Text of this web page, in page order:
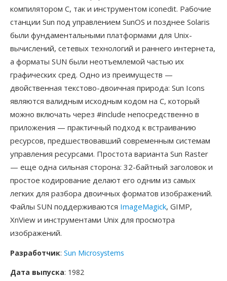
компилятором C, так и инструментом iconedit. Рабочие
станции Sun под управлением SunOS и позднее Solaris
были фундаментальными платформами для Unix-
вычислений, сетевых технологий и раннего интернета,
а форматы SUN были неотъемлемой частью их
графических сред. Одно из преимуществ —
двойственная текстово-двоичная природа: Sun Icons
являются валидным исходным кодом на C, который
можно включать через #include непосредственно в
приложения — практичный подход к встраиванию
ресурсов, предшествовавший современным системам
управления ресурсами. Простота варианта Sun Raster
— еще одна сильная сторона: 32-байтный заголовок и
простое кодирование делают его одним из самых
легких для разбора двоичных форматов изображений.
Файлы SUN поддерживаются ImageMagick, GIMP,
XnView и инструментами Unix для просмотра
изображений.
Разработчик: Sun Microsystems
Дата выпуска: 1982